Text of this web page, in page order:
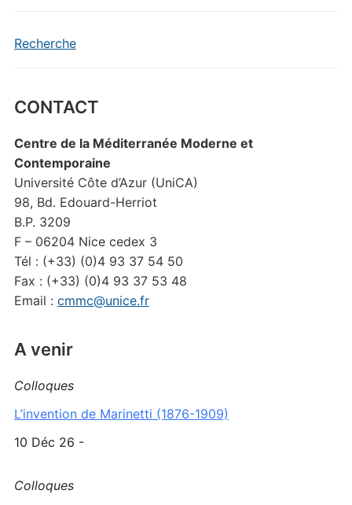
Recherche
CONTACT
Centre de la Méditerranée Moderne et
Contemporaine
Université Côte d’Azur (UniCA)
98, Bd. Edouard-Herriot
B.P. 3209
F – 06204 Nice cedex 3
Tél : (+33) (0)4 93 37 54 50
Fax : (+33) (0)4 93 37 53 48
Email : cmmc@unice.fr
A venir
Colloques
L’invention de Marinetti (1876-1909)
10 Déc 26 -
Colloques